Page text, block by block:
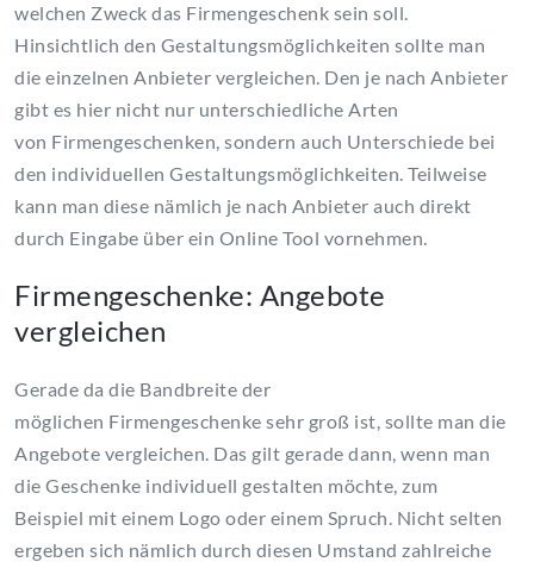
welchen Zweck das Firmengeschenk sein soll.
Hinsichtlich den Gestaltungsmöglichkeiten sollte man
die einzelnen Anbieter vergleichen. Den je nach Anbieter
gibt es hier nicht nur unterschiedliche Arten
von Firmengeschenken, sondern auch Unterschiede bei
den individuellen Gestaltungsmöglichkeiten. Teilweise
kann man diese nämlich je nach Anbieter auch direkt
durch Eingabe über ein Online Tool vornehmen.
Firmengeschenke: Angebote
vergleichen
Gerade da die Bandbreite der
möglichen Firmengeschenke sehr groß ist, sollte man die
Angebote vergleichen. Das gilt gerade dann, wenn man
die Geschenke individuell gestalten möchte, zum
Beispiel mit einem Logo oder einem Spruch. Nicht selten
ergeben sich nämlich durch diesen Umstand zahlreiche